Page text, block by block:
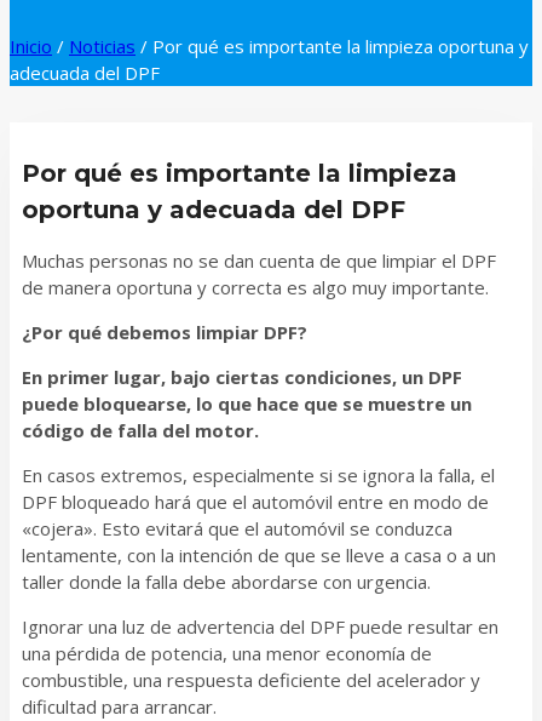
Inicio / Noticias / Por qué es importante la limpieza oportuna y
adecuada del DPF
Por qué es importante la limpieza
oportuna y adecuada del DPF
Muchas personas no se dan cuenta de que limpiar el DPF
de manera oportuna y correcta es algo muy importante.
¿Por qué debemos limpiar DPF?
En primer lugar, bajo ciertas condiciones, un DPF
puede bloquearse, lo que hace que se muestre un
código de falla del motor.
En casos extremos, especialmente si se ignora la falla, el
DPF bloqueado hará que el automóvil entre en modo de
«cojera». Esto evitará que el automóvil se conduzca
lentamente, con la intención de que se lleve a casa o a un
taller donde la falla debe abordarse con urgencia.
Ignorar una luz de advertencia del DPF puede resultar en
una pérdida de potencia, una menor economía de
combustible, una respuesta deficiente del acelerador y
dificultad para arrancar.